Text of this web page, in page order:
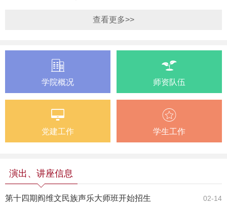
查看更多>>
学院概况 师资队伍
党建工作 学生工作
演出、讲座信息
02-14
第十四期阎维文民族声乐大师班开始招生